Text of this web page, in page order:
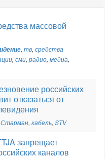
массовой
, тв, средства
, сми, радио, медиа,
российских
отказаться от
Старман, кабель, STV
запрещает
каналов